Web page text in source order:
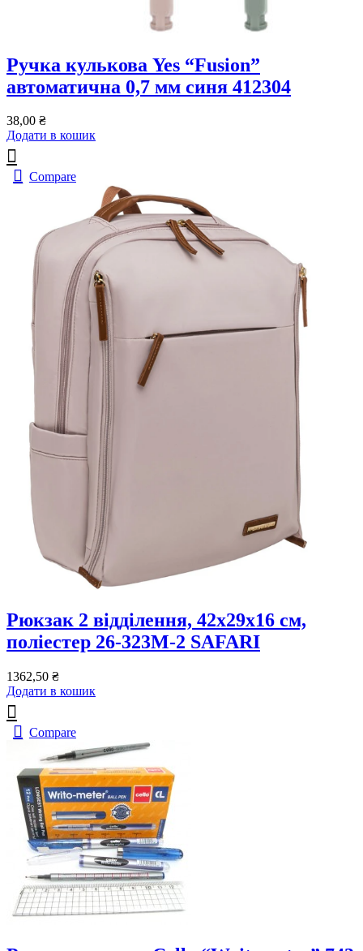
Ручка кулькова Yes “Fusion”
автоматична 0,7 мм синя 412304
38,00 ₴
Додати в кошик
Compare
Рюкзак 2 відділення, 42x29x16 см,
поліестер 26-323M-2 SAFARI
1362,50 ₴
Додати в кошик
Compare